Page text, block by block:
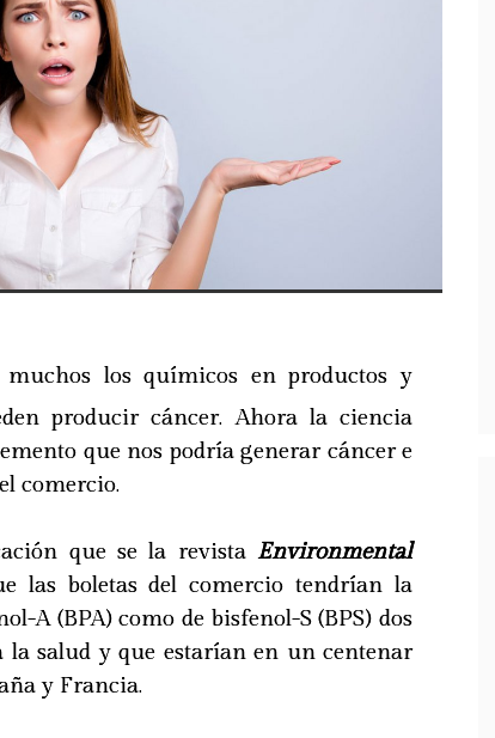
muchos los químicos en productos y
producir cáncer. Ahora la ciencia
que nos podría generar cáncer e
comercio.
que se la revista Environmental
las boletas del comercio tendrían la
A (BPA) como de bisfenol-S (BPS) dos
la salud y que estarían en un centenar
y Francia.